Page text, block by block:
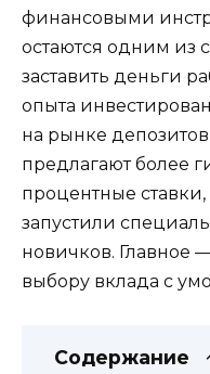
финансовыми
остаются одним из
заставить деньги
опыта
на рынке
предлагают более
процентные
запустили
новичков. Главное
выбору вклада с
Содержание